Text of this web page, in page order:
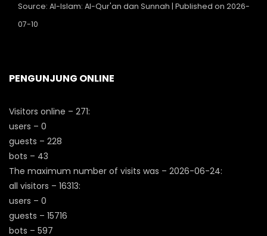
Source: Al-Islam: Al-Qur'an dan Sunnah Published on 2026-
07-10
PENGUNJUNG ONLINE
Visitors online – 271:
users – 0
guests – 228
bots – 43
The maximum number of visits was – 2026-06-24:
all visitors – 16313:
users – 0
guests – 15716
bots – 597